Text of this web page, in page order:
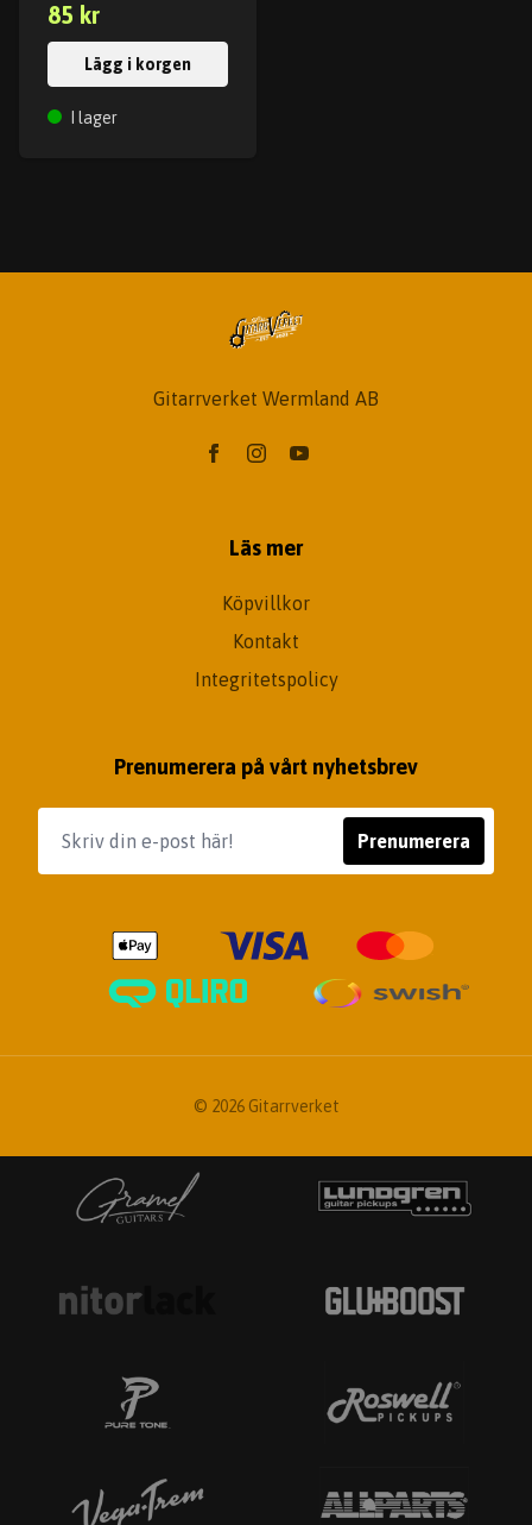
85 kr
Lägg i korgen
I lager
Gitarrverket Wermland AB
Läs mer
Köpvillkor
Kontakt
Integritetspolicy
Prenumerera på vårt nyhetsbrev
Prenumerera
© 2026 Gitarrverket